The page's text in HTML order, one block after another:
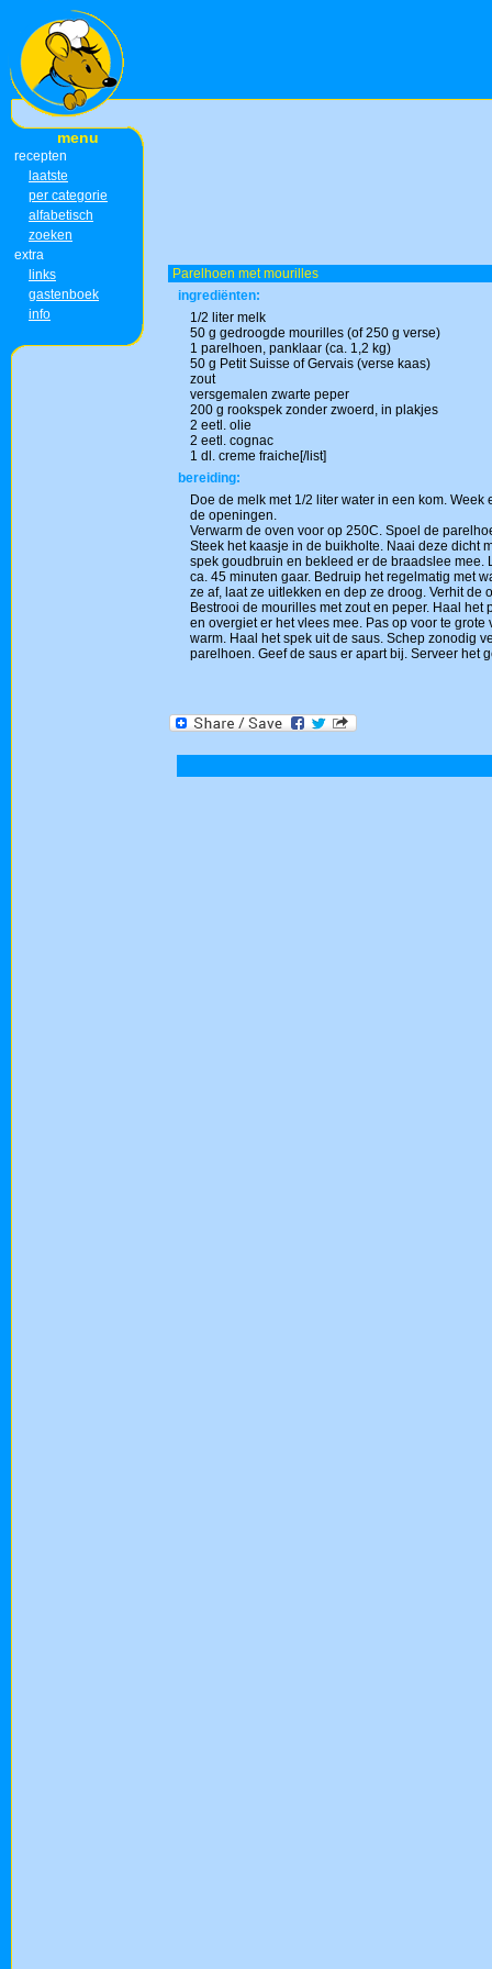
menu
recepten
laatste
per categorie
alfabetisch
zoeken
extra
links
gastenboek
info
Parelhoen met mourilles
ingrediënten:
1/2 liter melk
50 g gedroogde mourilles (of 250 g verse)
1 parelhoen, panklaar (ca. 1,2 kg)
50 g Petit Suisse of Gervais (verse kaas)
zout
versgemalen zwarte peper
200 g rookspek zonder zwoerd, in plakjes
2 eetl. olie
2 eetl. cognac
1 dl. creme fraiche[/list]
bereiding:
Doe de melk met 1/2 liter water in een kom.
de openingen.
Verwarm de oven voor op 250C. Spoel de
Steek het kaasje in de buikholte. Naai deze dicht
spek goudbruin en bekleed er de braadslee
ca. 45 minuten gaar. Bedruip het regelmatig met
ze af, laat ze uitlekken en dep ze droog. Verhit
Bestrooi de mourilles met zout en peper. Haal
en overgiet er het vlees mee. Pas op voor te
warm. Haal het spek uit de saus. Schep zonodig
parelhoen. Geef de saus er apart bij. Serveer het